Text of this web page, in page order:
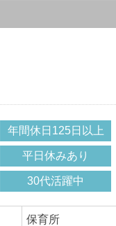
年間休日125日以上
平日休みあり
30代活躍中
保育所